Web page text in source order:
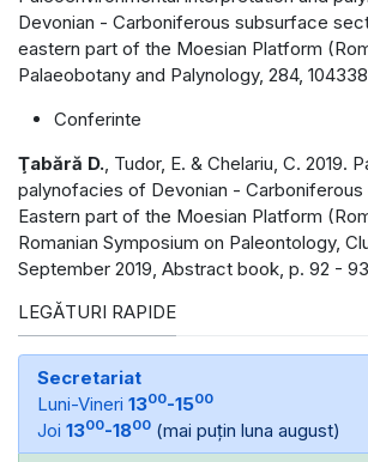
Devonian - Carboniferous subsurface
eastern part of the Moesian Platform
Palaeobotany and Palynology, 284,
Conferinte
Ţabără D., Tudor, E. & Chelariu, C. 2019.
palynofacies of Devonian -
Eastern part of the Moesian Platform
Romanian Symposium on Paleontology,
September 2019, Abstract book, p. 92 -
LEGĂTURI RAPIDE
Secretariat
Luni-Vineri 1300-1500
Joi 1300-1800 (mai puțin luna august)